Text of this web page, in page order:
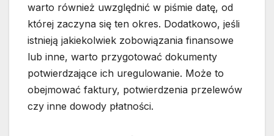
warto również uwzględnić w piśmie datę, od
której zaczyna się ten okres. Dodatkowo, jeśli
istnieją jakiekolwiek zobowiązania finansowe
lub inne, warto przygotować dokumenty
potwierdzające ich uregulowanie. Może to
obejmować faktury, potwierdzenia przelewów
czy inne dowody płatności.